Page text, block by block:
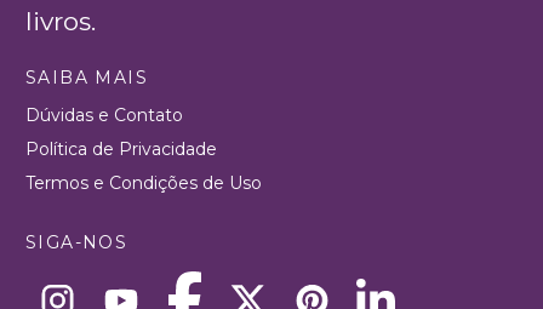
livros.
SAIBA MAIS
Dúvidas e Contato
Política de Privacidade
Termos e Condições de Uso
SIGA-NOS